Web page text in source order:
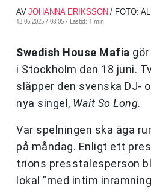
AV JOHANNA ERIKSSON / FOTO:
13.06.2025 / 08:05 / Lästid: 1 min
Swedish House Mafia
i Stockholm den 18 juni.
släpper den svenska DJ-
nya singel, Wait So Long.
Var spelningen ska äga
på måndag. Enligt ett
trions presstalesperson
lokal ”med intim